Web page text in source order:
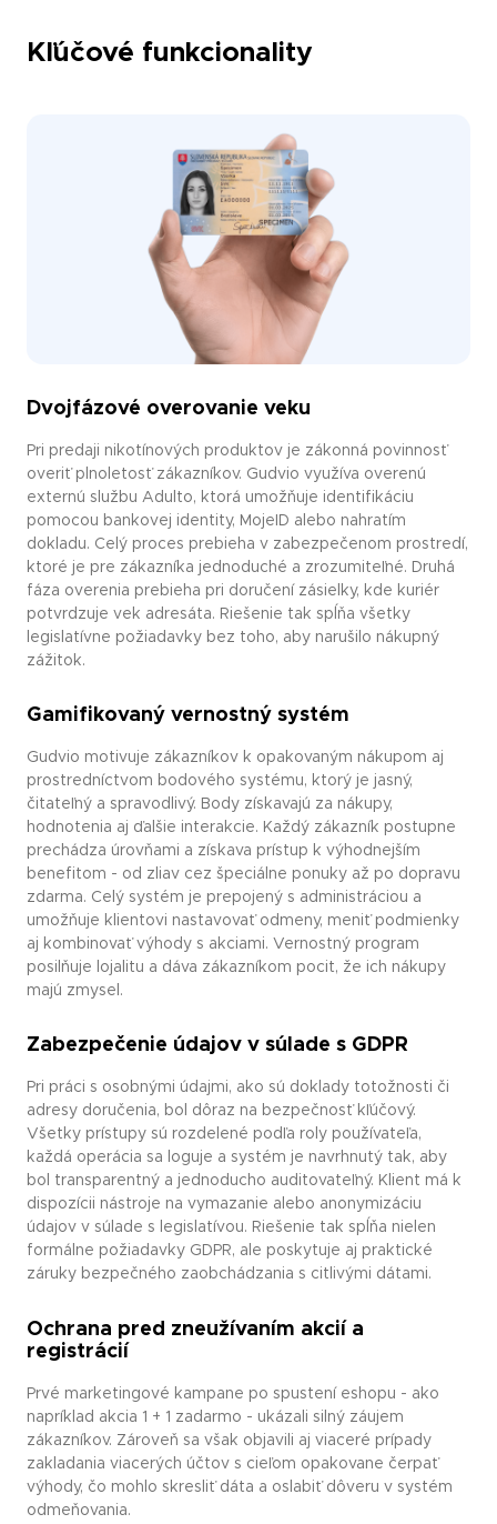
Kľúčové funkcionality
Dvojfázové overovanie veku
Pri predaji nikotínových produktov je zákonná povinnosť
overiť plnoletosť zákazníkov. Gudvio využíva overenú
externú službu Adulto, ktorá umožňuje identifikáciu
pomocou bankovej identity, MojeID alebo nahratím
dokladu. Celý proces prebieha v zabezpečenom prostredí,
ktoré je pre zákazníka jednoduché a zrozumiteľné. Druhá
fáza overenia prebieha pri doručení zásielky, kde kuriér
potvrdzuje vek adresáta. Riešenie tak spĺňa všetky
legislatívne požiadavky bez toho, aby narušilo nákupný
zážitok.
Gamifikovaný vernostný systém
Gudvio motivuje zákazníkov k opakovaným nákupom aj
prostredníctvom bodového systému, ktorý je jasný,
čitateľný a spravodlivý. Body získavajú za nákupy,
hodnotenia aj ďalšie interakcie. Každý zákazník postupne
prechádza úrovňami a získava prístup k výhodnejším
benefitom - od zliav cez špeciálne ponuky až po dopravu
zdarma. Celý systém je prepojený s administráciou a
umožňuje klientovi nastavovať odmeny, meniť podmienky
aj kombinovať výhody s akciami. Vernostný program
posilňuje lojalitu a dáva zákazníkom pocit, že ich nákupy
majú zmysel.
Zabezpečenie údajov v súlade s GDPR
Pri práci s osobnými údajmi, ako sú doklady totožnosti či
adresy doručenia, bol dôraz na bezpečnosť kľúčový.
Všetky prístupy sú rozdelené podľa roly používateľa,
každá operácia sa loguje a systém je navrhnutý tak, aby
bol transparentný a jednoducho auditovateľný. Klient má k
dispozícii nástroje na vymazanie alebo anonymizáciu
údajov v súlade s legislatívou. Riešenie tak spĺňa nielen
formálne požiadavky GDPR, ale poskytuje aj praktické
záruky bezpečného zaobchádzania s citlivými dátami.
Ochrana pred zneužívaním akcií a
registrácií
Prvé marketingové kampane po spustení eshopu - ako
napríklad akcia 1 + 1 zadarmo - ukázali silný záujem
zákazníkov. Zároveň sa však objavili aj viaceré prípady
zakladania viacerých účtov s cieľom opakovane čerpať
výhody, čo mohlo skresliť dáta a oslabiť dôveru v systém
odmeňovania.